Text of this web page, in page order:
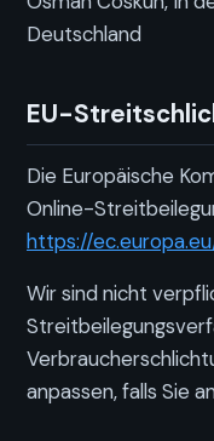
Deutschland
EU-
Die Europäische
Online-
https://
Wir sind nicht
anpassen, falls Sie